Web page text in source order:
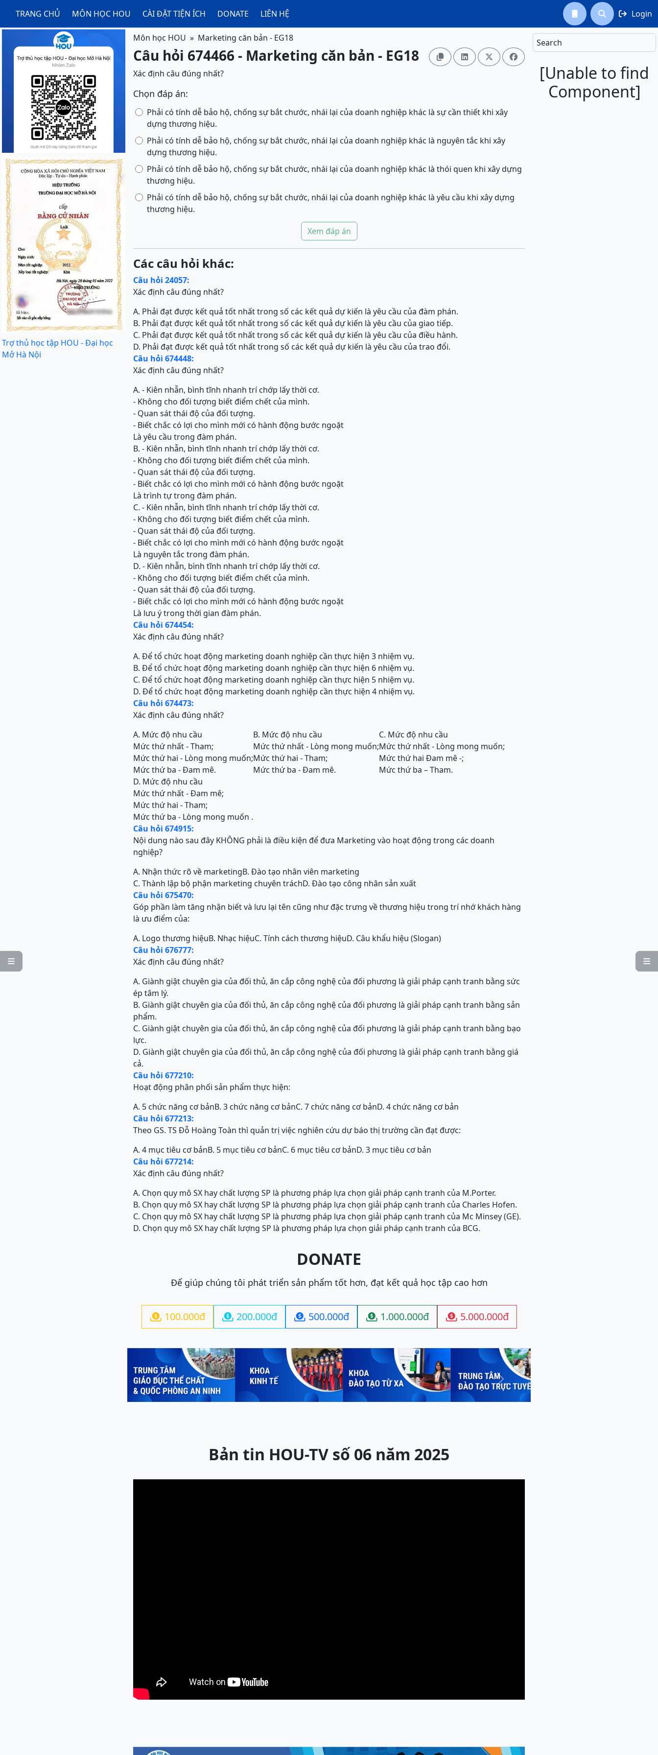
TRANG CHỦ MÔN HỌC HOU CÀI ĐẶT TIỆN ÍCH DONATE LIÊN HỆ   Login

Search
[Unable to find
Component]

Trợ thủ học tập HOU - Đại học
Mở Hà Nội
Môn học HOU Marketing căn bản - EG18
Câu hỏi 674466 - Marketing căn bản - EG18    
Xác định câu đúng nhất?
Chọn đáp án:
Phải có tính dễ bảo hộ, chống sự bắt chước, nhái lại của doanh nghiệp khác là sự cần thiết khi xây
dựng thương hiệu.
Phải có tính dễ bảo hộ, chống sự bắt chước, nhái lại của doanh nghiệp khác là nguyên tắc khi xây
dựng thương hiệu.
Phải có tính dễ bảo hộ, chống sự bắt chước, nhái lại của doanh nghiệp khác là thói quen khi xây dựng
thương hiệu.
Phải có tính dễ bảo hộ, chống sự bắt chước, nhái lại của doanh nghiệp khác là yêu cầu khi xây dựng
thương hiệu.
Xem đáp án
Các câu hỏi khác:
Câu hỏi 24057:
Xác định câu đúng nhất?
A. Phải đạt được kết quả tốt nhất trong số các kết quả dự kiến là yêu cầu của đàm phán.
B. Phải đạt được kết quả tốt nhất trong số các kết quả dự kiến là yêu cầu của giao tiếp.
C. Phải đạt được kết quả tốt nhất trong số các kết quả dự kiến là yêu cầu của điều hành.
D. Phải đạt được kết quả tốt nhất trong số các kết quả dự kiến là yêu cầu của trao đổi.
Câu hỏi 674448:
Xác định câu đúng nhất?
A. - Kiên nhẫn, bình tĩnh nhanh trí chớp lấy thời cơ.
- Không cho đối tượng biết điểm chết của mình.
- Quan sát thái độ của đối tượng.
- Biết chắc có lợi cho mình mới có hành động bước ngoặt
Là yêu cầu trong đàm phán.
B. - Kiên nhẫn, bình tĩnh nhanh trí chớp lấy thời cơ.
- Không cho đối tượng biết điểm chết của mình.
- Quan sát thái độ của đối tượng.
- Biết chắc có lợi cho mình mới có hành động bước ngoặt
Là trình tự trong đàm phán.
C. - Kiên nhẫn, bình tĩnh nhanh trí chớp lấy thời cơ.
- Không cho đối tượng biết điểm chết của mình.
- Quan sát thái độ của đối tượng.
- Biết chắc có lợi cho mình mới có hành động bước ngoặt
Là nguyên tắc trong đàm phán.
D. - Kiên nhẫn, bình tĩnh nhanh trí chớp lấy thời cơ.
- Không cho đối tượng biết điểm chết của mình.
- Quan sát thái độ của đối tượng.
- Biết chắc có lợi cho mình mới có hành động bước ngoặt
Là lưu ý trong thời gian đàm phán.
Câu hỏi 674454:
Xác định câu đúng nhất?
A. Để tổ chức hoạt động marketing doanh nghiệp cần thực hiện 3 nhiệm vụ.
B. Để tổ chức hoạt động marketing doanh nghiệp cần thực hiện 6 nhiệm vụ.
C. Để tổ chức hoạt động marketing doanh nghiệp cần thực hiện 5 nhiệm vụ.
D. Để tổ chức hoạt động marketing doanh nghiệp cần thực hiện 4 nhiệm vụ.
Câu hỏi 674473:
Xác định câu đúng nhất?
A. Mức độ nhu cầu
Mức thứ nhất - Tham;
Mức thứ hai - Lòng mong muốn;
Mức thứ ba - Đam mê.
B. Mức độ nhu cầu
Mức thứ nhất - Lòng mong muốn;
Mức thứ hai - Tham;
Mức thứ ba - Đam mê.
C. Mức độ nhu cầu
Mức thứ nhất - Lòng mong muốn;
Mức thứ hai Đam mê -;
Mức thứ ba – Tham.
D. Mức độ nhu cầu
Mức thứ nhất - Đam mê;
Mức thứ hai - Tham;
Mức thứ ba - Lòng mong muốn .
Câu hỏi 674915:
Nội dung nào sau đây KHÔNG phải là điều kiện để đưa Marketing vào hoạt động trong các doanh
nghiệp?
A. Nhận thức rõ về marketingB. Đào tạo nhân viên marketing
C. Thành lập bộ phận marketing chuyên tráchD. Đào tạo công nhân sản xuất
Câu hỏi 675470:
Góp phần làm tăng nhận biết và lưu lại tên cũng như đặc trưng về thương hiệu trong trí nhớ khách hàng
là ưu điểm của:
A. Logo thương hiệuB. Nhạc hiệuC. Tính cách thương hiệuD. Câu khẩu hiệu (Slogan)
Câu hỏi 676777:
Xác định câu đúng nhất?
A. Giành giật chuyên gia của đối thủ, ăn cắp công nghệ của đối phương là giải pháp cạnh tranh bằng sức
ép tâm lý.
B. Giành giật chuyên gia của đối thủ, ăn cắp công nghệ của đối phương là giải pháp cạnh tranh bằng sản
phẩm.
C. Giành giật chuyên gia của đối thủ, ăn cắp công nghệ của đối phương là giải pháp cạnh tranh bằng bạo
lực.
D. Giành giật chuyên gia của đối thủ, ăn cắp công nghệ của đối phương là giải pháp cạnh tranh bằng giá
cả.
Câu hỏi 677210:
Hoạt động phân phối sản phẩm thực hiện:
A. 5 chức năng cơ bảnB. 3 chức năng cơ bảnC. 7 chức năng cơ bảnD. 4 chức năng cơ bản
Câu hỏi 677213:
Theo GS. TS Đỗ Hoàng Toàn thì quản trị việc nghiên cứu dự báo thị trường cần đạt được:
A. 4 mục tiêu cơ bảnB. 5 mục tiêu cơ bảnC. 6 mục tiêu cơ bảnD. 3 mục tiêu cơ bản
Câu hỏi 677214:
Xác định câu đúng nhất?
A. Chọn quy mô SX hay chất lượng SP là phương pháp lựa chọn giải pháp cạnh tranh của M.Porter.
B. Chọn quy mô SX hay chất lượng SP là phương pháp lựa chọn giải pháp cạnh tranh của Charles Hofen.
C. Chọn quy mô SX hay chất lượng SP là phương pháp lựa chọn giải pháp cạnh tranh của Mc Minsey (GE).
D. Chọn quy mô SX hay chất lượng SP là phương pháp lựa chọn giải pháp cạnh tranh của BCG.
DONATE
Để giúp chúng tôi phát triển sản phẩm tốt hơn, đạt kết quả học tập cao hơn
 100.000đ  200.000đ  500.000đ  1.000.000đ  5.000.000đ
Previous Next
Bản tin HOU-TV số 06 năm 2025